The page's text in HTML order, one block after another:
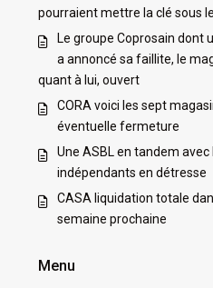
pourraient mettre la clé sous
Le groupe Coprosain dont
a annoncé sa faillite, le
quant à lui, ouvert
CORA voici les sept
éventuelle fermeture
Une ASBL en tandem
indépendants en détresse
CASA liquidation totale
semaine prochaine
Menu